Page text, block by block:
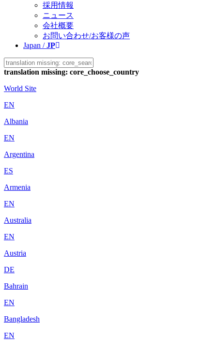
採用情報
ニュース
会社概要
お問い合わせ/お客様の声
Japan /JP
translation missing: core_choose_country
World Site
EN
Albania
EN
Argentina
ES
Armenia
EN
Australia
EN
Austria
DE
Bahrain
EN
Bangladesh
EN